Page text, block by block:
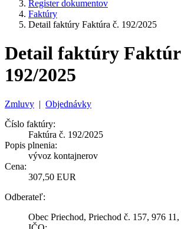
Register dokumentov
Faktúry
Detail faktúry Faktúra č. 192/2025
Detail faktúry
192/2025
Zmluvy | Objednávky
Číslo faktúry:
Faktúra č. 192/2025
Popis plnenia:
vývoz kontajnerov
Cena:
307,50 EUR
Odberateľ:
Obec Priechod, Priechod č. 157, 976